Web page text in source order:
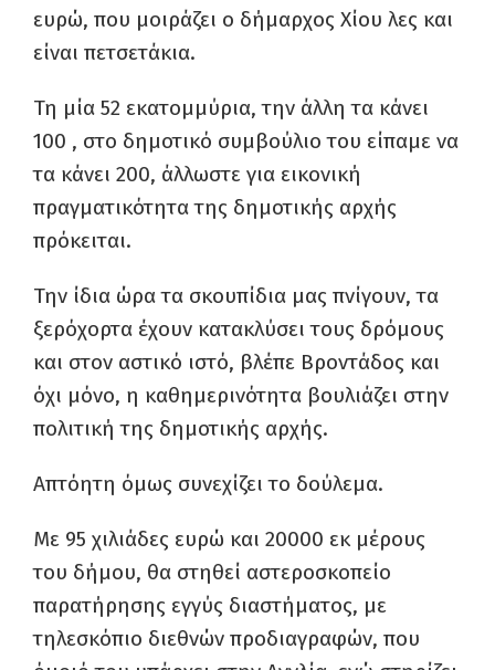
ευρώ, που μοιράζει ο δήμαρχος Χίου λες και
είναι πετσετάκια.
Τη μία 52 εκατομμύρια, την άλλη τα κάνει
100 , στο δημοτικό συμβούλιο του είπαμε να
τα κάνει 200, άλλωστε για εικονική
πραγματικότητα της δημοτικής αρχής
πρόκειται.
Την ίδια ώρα τα σκουπίδια μας πνίγουν, τα
ξερόχορτα έχουν κατακλύσει τους δρόμους
και στον αστικό ιστό, βλέπε Βροντάδος και
όχι μόνο, η καθημερινότητα βουλιάζει στην
πολιτική της δημοτικής αρχής.
Απτόητη όμως συνεχίζει το δούλεμα.
Με 95 χιλιάδες ευρώ και 20000 εκ μέρους
του δήμου, θα στηθεί αστεροσκοπείο
παρατήρησης εγγύς διαστήματος, με
τηλεσκόπιο διεθνών προδιαγραφών, που